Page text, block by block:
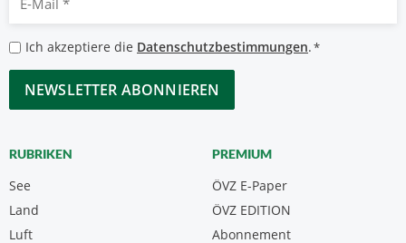
Mail
*
Datenschutzbestimmungen
*
Ich akzeptiere die Datenschutzbestimmungen.*
CAPTCHA
RUBRIKEN
See
Land
Luft
PREMIUM
ÖVZ E-Paper
Abonnement
ÖVZ EDITION